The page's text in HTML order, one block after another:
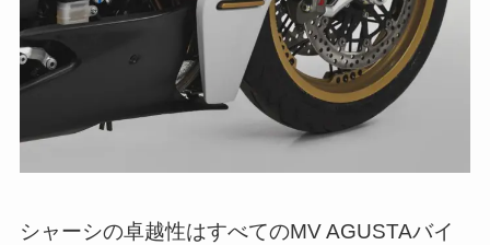
シャーシの卓越性はすべてのMV AGUSTAバイ